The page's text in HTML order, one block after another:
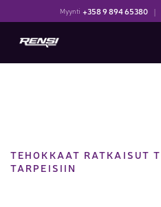
Myynti +358 9 894 65380 |
TEHOKKAAT RATKAISUT
TARPEISIIN